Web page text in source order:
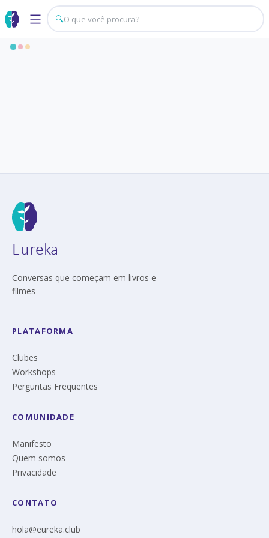
🔍
Eureka
Conversas que começam em livros e
filmes
PLATAFORMA
Clubes
Workshops
Perguntas Frequentes
COMUNIDADE
Manifesto
Quem somos
Privacidade
CONTATO
hola@eureka.club